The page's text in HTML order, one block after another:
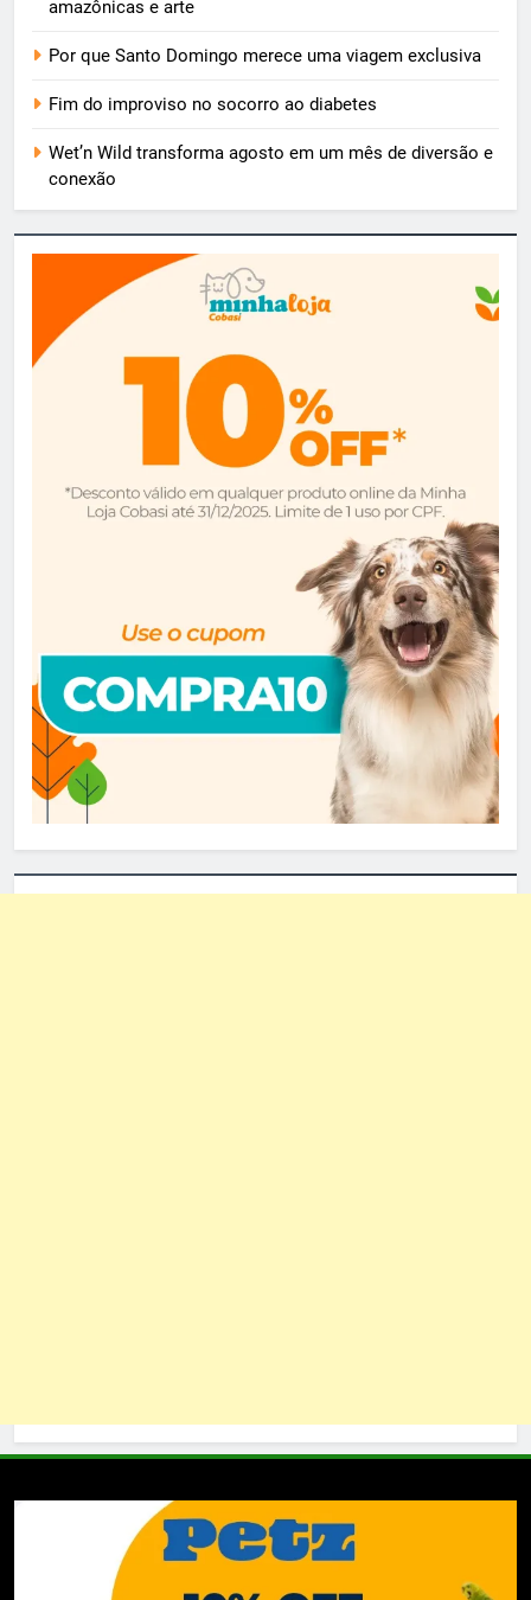
amazônicas e arte
Por que Santo Domingo merece uma viagem exclusiva
Fim do improviso no socorro ao diabetes
Wet’n Wild transforma agosto em um mês de diversão e
conexão